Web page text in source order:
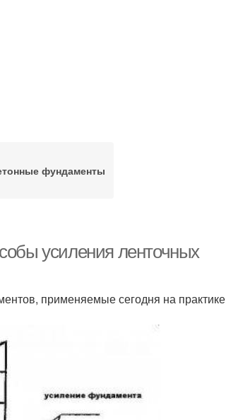
фундаменты
усиления ленточных
применяемые сегодня на практике